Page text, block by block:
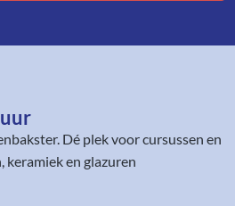
. Dé plek voor cursussen en
en glazuren